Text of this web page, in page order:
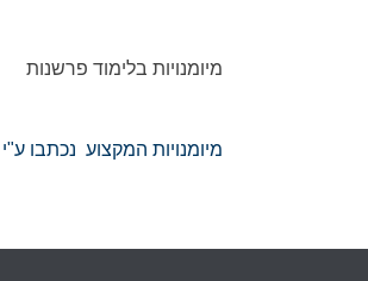
מיומנויות בלימוד פרשנות
מיומנויות המקצוע נכתבו